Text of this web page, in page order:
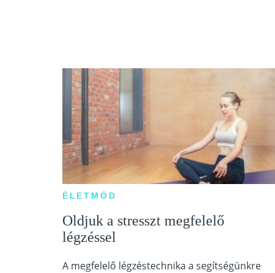
ÉLETMÓD
Oldjuk a stresszt megfelelő
légzéssel
A megfelelő légzéstechnika a segítségünkre